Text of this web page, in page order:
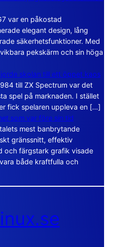
var en påkostad
elegant design, lång
säkerhetsfunktioner. Med
pekskärm och sin höga
skolan till ett öppet kaos
till ZX Spectrum var det
spel på marknaden. I stället
fick spelaren uppleva en […]
som var före sin tid
mest banbrytande
gränssnitt, effektiv
och färgstark grafik visade
både kraftfulla och